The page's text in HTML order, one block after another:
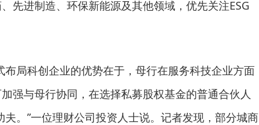
先进制造、环保新能源及其他领域，优先关注ESG
局科创企业的优势在于，母行在服务科技企业方面
强与母行协同，在选择私募股权基金的普通合伙人
夫。”一位理财公司投资人士说。记者发现，部分城商